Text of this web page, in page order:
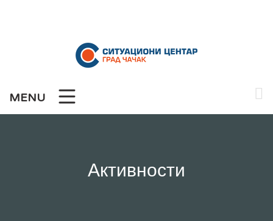
MENU
Активности